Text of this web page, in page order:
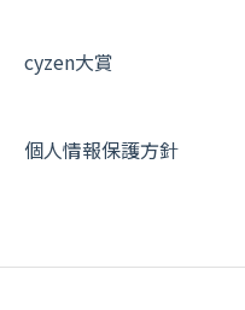
cyzen大賞
個人情報保護方針